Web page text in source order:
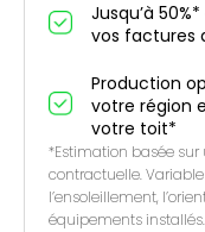
Jusqu’à
vos factures
Production
votre région
votre toit*
*Estimation basée sur
contractuelle.
l’ensoleillement,
équipements installés.